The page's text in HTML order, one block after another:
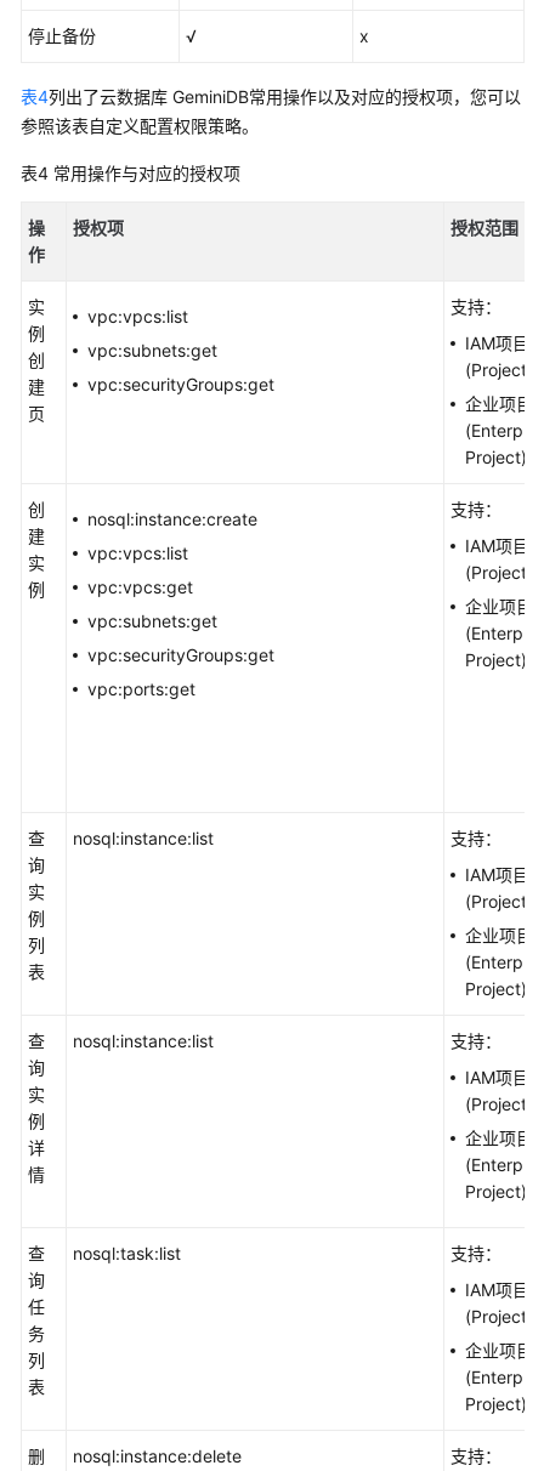
停止备份 √ x
表4列出了云数据库 GeminiDB常用操作以及对应的授权项，您可以
参照该表自定义配置权限策略。
表4 常用操作与对应的授权项
操
作
授权项 授权范围
实
例
创
建
页
vpc:vpcs:list
vpc:subnets:get
vpc:securityGroups:get
支持：
IAM项目
(Project)
企业项目
Project)
创
建
实
例
nosql:instance:create
vpc:vpcs:list
vpc:vpcs:get
vpc:subnets:get
vpc:securityGroups:get
vpc:ports:get
支持：
IAM项目
(Project)
企业项目
Project)
查
询
实
例
列
表
nosql:instance:list
支持：
IAM项目
(Project)
企业项目
Project)
查
询
实
例
详
情
nosql:instance:list
支持：
IAM项目
(Project)
企业项目
Project)
查
询
任
务
列
表
nosql:task:list
支持：
IAM项目
(Project)
企业项目
Project)
删
nosql:instance:delete
支持：